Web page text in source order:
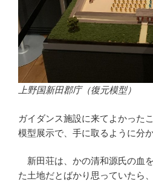
上野国新田郡庁（復元模型）
ガイダンス施設に来てよかった
模型展示で、手に取るように分
新田荘は、かの清和源氏の血
た土地だとばかり思っていたら